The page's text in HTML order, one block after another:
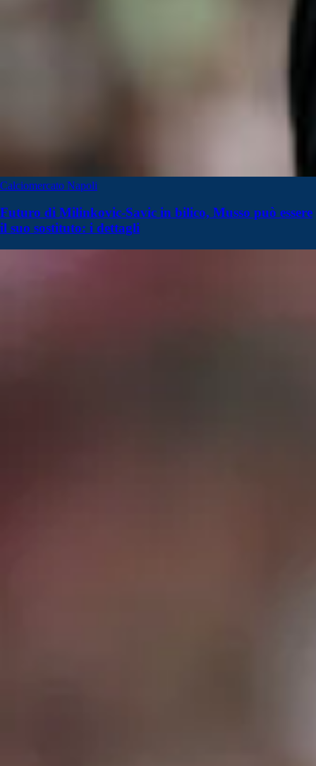
Calciomercato Napoli
Futuro di Milinkovic-Savic in bilico, Musso può essere
il suo sostituto: i dettagli